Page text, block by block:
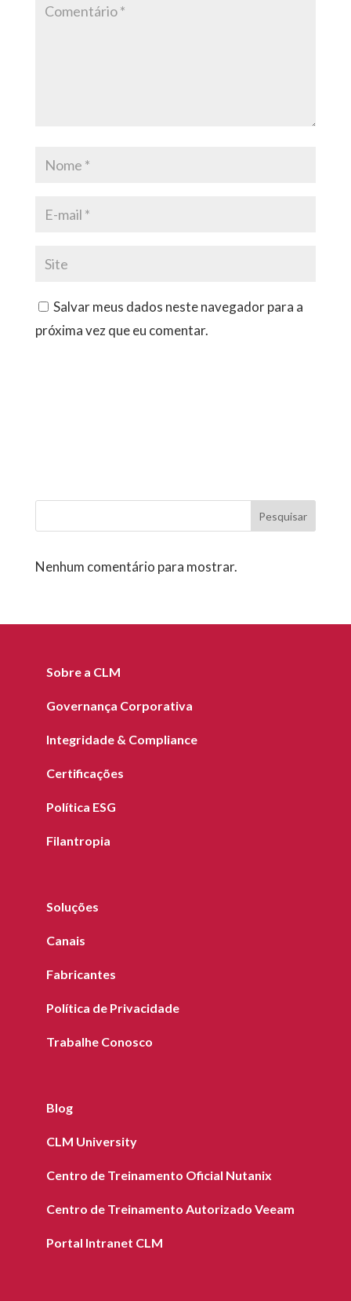
Salvar meus dados neste navegador para a
próxima vez que eu comentar.
Pesquisar
Nenhum comentário para mostrar.
Sobre a CLM
Governança Corporativa
Integridade & Compliance
Certificações
Política ESG
Filantropia
Soluções
Canais
Fabricantes
Política de Privacidade
Trabalhe Conosco
Blog
CLM University
Centro de Treinamento Oficial Nutanix
Centro de Treinamento Autorizado Veeam
Portal Intranet CLM